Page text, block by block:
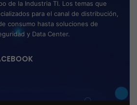
de la Industria TI. Los temas que
para el canal de distribución,
consumo hasta soluciones de
y Data Center.